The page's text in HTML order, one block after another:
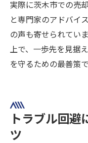
実際に茨木市での売
と専門家のアドバイ
の声も寄せられてい
上で、一歩先を見据
を守るための最善策で
トラブル回
ツ